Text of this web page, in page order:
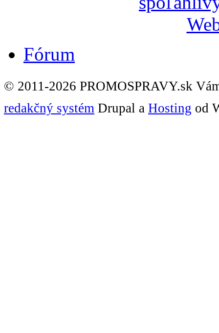
Fórum
© 2011-2026 PROMOSPRAVY.sk
redakčný systém Drupal a Hosting od